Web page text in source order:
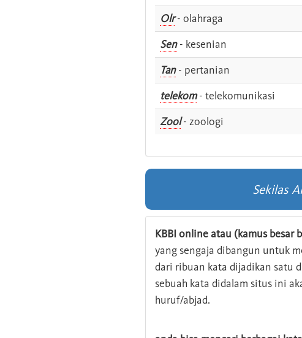
Olr- olahraga
Sen- kesenian
Tan- pertanian
telekom- telekomunikasi
Zool- zoologi
Sekilas
KBBI online atau (kamus besar
yang sengaja dibangun untuk
dari ribuan kata dijadikan satu
sebuah kata didalam situs ini
huruf/abjad.